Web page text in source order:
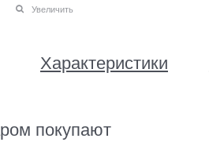
Увеличить
Характеристики
покупают